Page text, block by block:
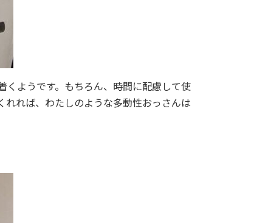
くようです。もちろん、時間に配慮して使
れれば、わたしのような多動性おっさんは